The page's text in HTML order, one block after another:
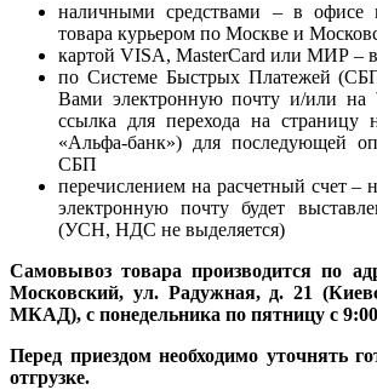
наличными средствами – в офисе
товара курьером по Москве и
картой VISA, MasterCard или МИР –
по Системе Быстрых Платежей
Вами электронную почту и/или на
ссылка для перехода на страницу
«Альфа-банк») для последующей
СБП
перечислением на расчетный счет –
электронную почту будет
(УСН, НДС не выделяется)
Самовывоз товара производится по
Московский, ул. Радужная, д. 21
МКАД), с понедельника по пятницу с
Перед приездом необходимо уточнять
отгрузке.